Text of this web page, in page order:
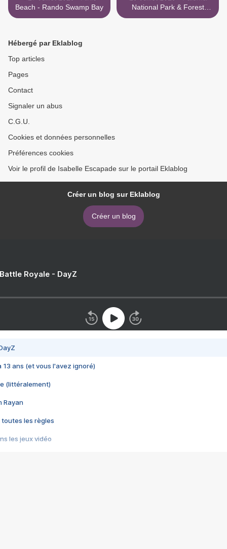
Beach - Rando Swamp Bay
National Park & Forest
Beach >
Hébergé par Eklablog
Top articles
Pages
Contact
Signaler un abus
C.G.U.
Cookies et données personnelles
Préférences cookies
Voir le profil de Isabelle Escapade sur le portail Eklablog
Créer un blog sur Eklablog
Créer un blog
Royale - DayZ
13 ans (et vous l'avez ignoré)
(littéralement)
Rayan
toutes les règles
les jeux vidéo